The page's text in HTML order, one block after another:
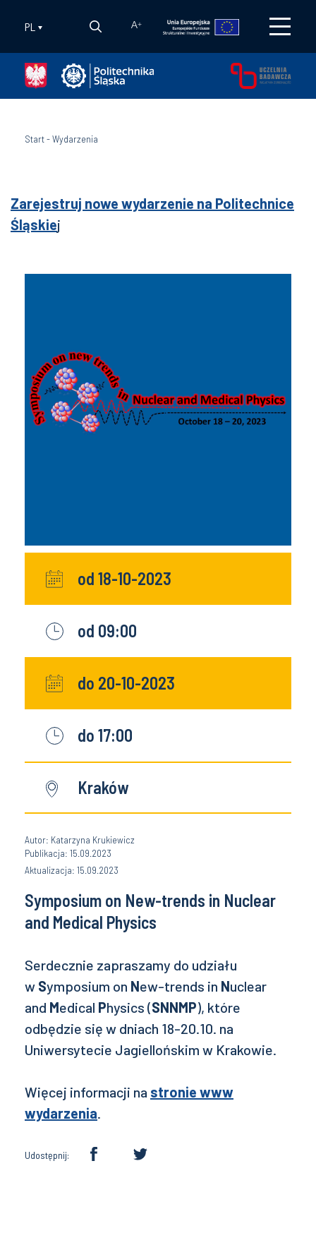
PL A+
Start-Wydarzenia
Zarejestruj nowe wydarzenie na Politechnice
Śląskiej
od 18-10-2023
od 09:00
do 20-10-2023
do 17:00
Kraków
Autor: Katarzyna Krukiewicz
Publikacja: 15.09.2023
Aktualizacja: 15.09.2023
Symposium on New-trends in Nuclear
and Medical Physics
Serdecznie zapraszamy do udziału
w Symposium on New-trends in Nuclear
and Medical Physics (SNNMP), które
odbędzie się w dniach 18-20.10. na
Uniwersytecie Jagiellońskim w Krakowie.
Więcej informacji na stronie www
wydarzenia.
Udostępnij: